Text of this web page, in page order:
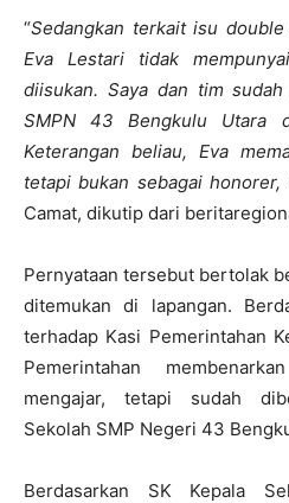
“Sedangkan terkait isu
Eva Lestari tidak
diisukan. Saya dan tim
SMPN 43 Bengkulu Utara
Keterangan beliau, Eva
tetapi bukan sebagai honorer,
Camat, dikutip dari
Pernyataan tersebut bertolak
ditemukan di lapangan.
terhadap Kasi Pemerintahan
Pemerintahan
mengajar, tetapi sudah
Sekolah SMP Negeri 43
Berdasarkan SK Kepala